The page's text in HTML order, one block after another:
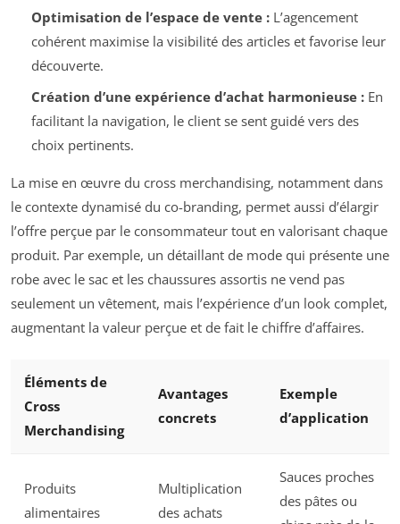
Optimisation de l’espace de vente :L’agencement
cohérent maximise la visibilité des articles et favorise leur
découverte.
Création d’une expérience d’achat harmonieuse :En
facilitant la navigation, le client se sent guidé vers des
choix pertinents.
La mise en œuvre du cross merchandising, notamment dans
le contexte dynamisé du co-branding, permet aussi d’élargir
l’offre perçue par le consommateur tout en valorisant chaque
produit. Par exemple, un détaillant de mode qui présente une
robe avec le sac et les chaussures assortis ne vend pas
seulement un vêtement, mais l’expérience d’un look complet,
augmentant la valeur perçue et de fait le chiffre d’affaires.
Éléments de
Cross
Merchandising
Avantages
concrets
Exemple
d’application
Produits
alimentaires
Multiplication
des achats
Sauces proches
des pâtes ou